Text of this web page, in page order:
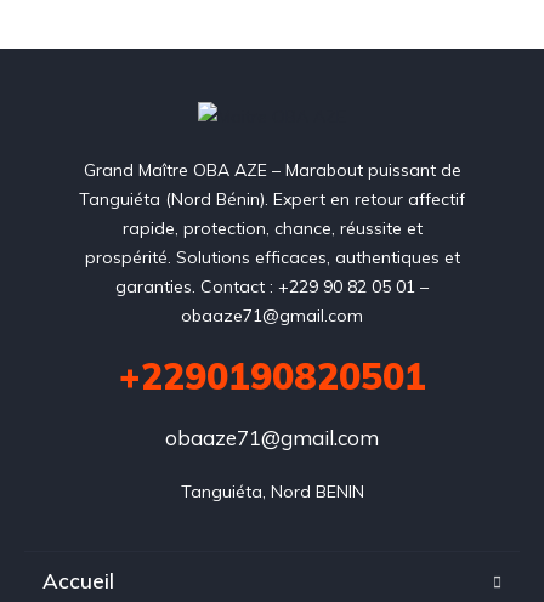
Grand Maître OBA AZE – Marabout puissant de
Tanguiéta (Nord Bénin). Expert en retour affectif
rapide, protection, chance, réussite et
prospérité. Solutions efficaces, authentiques et
garanties. Contact : +229 90 82 05 01 –
obaaze71@gmail.com
+2290190820501
obaaze71@gmail.com
Tanguiéta, Nord BENIN
Accueil